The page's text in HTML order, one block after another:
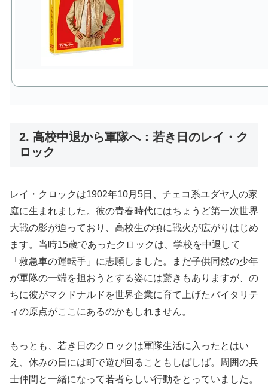
2. 高校中退から軍隊へ：若き日のレイ・ク
ロック
レイ・クロックは1902年10月5日、チェコ系ユダヤ人の家
庭に生まれました。彼の青春時代にはちょうど第一次世界
大戦の影が迫っており、高校生の頃に戦火が広がりはじめ
ます。当時15歳であったクロックは、学校を中退して
「救急車の運転手」に志願しました。まだ子供同然の少年
が軍隊の一端を担おうとする姿には驚きもありますが、の
ちに彼がマクドナルドを世界企業に育て上げたバイタリテ
ィの原点がここにあるのかもしれません。
もっとも、若き日のクロックは軍隊生活に入ったとはい
え、休みの日には町で遊び回ることもしばしば。周囲の兵
士仲間と一緒になって若者らしい行動をとっていました。